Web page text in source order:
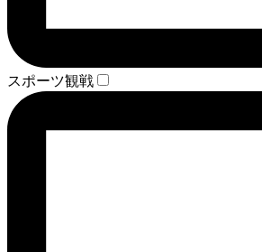
スポーツ観戦